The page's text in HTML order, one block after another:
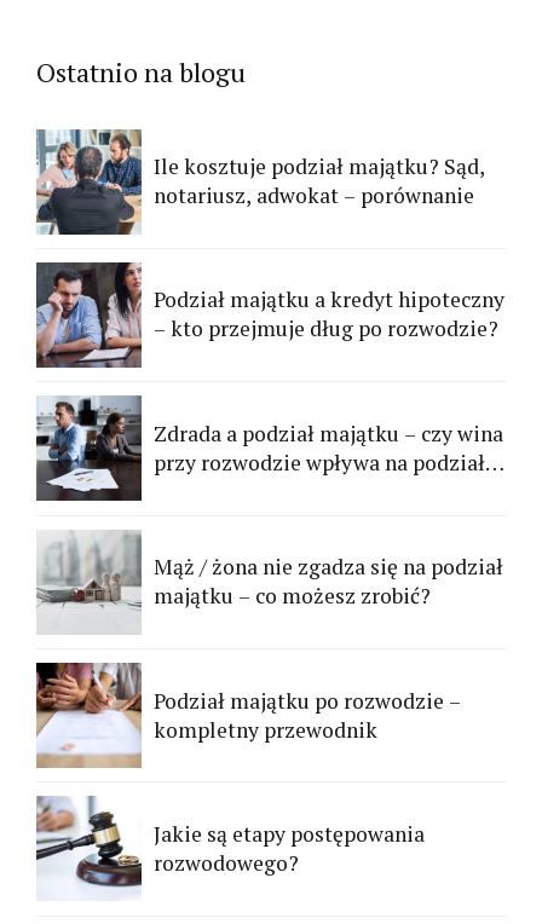
Ostatnio na blogu
Ile kosztuje podział majątku? Sąd,
notariusz, adwokat – porównanie
Podział majątku a kredyt hipoteczny
– kto przejmuje dług po rozwodzie?
Zdrada a podział majątku – czy wina
przy rozwodzie wpływa na podział
Mąż / żona nie zgadza się na podział
majątku – co możesz zrobić?
Podział majątku po rozwodzie –
kompletny przewodnik
Jakie są etapy postępowania
rozwodowego?